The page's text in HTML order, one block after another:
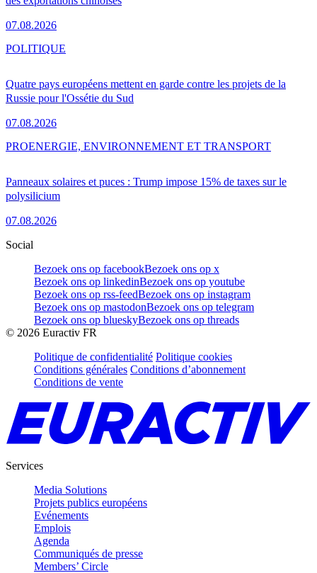
07.08.2026
Quatre pays européens mettent en garde contre les projets de la
Russie pour l'Ossétie du Sud
07.08.2026
POLITIQUE
Panneaux solaires et puces : Trump impose 15% de taxes sur le
polysilicium
07.08.2026
PROENERGIE, ENVIRONNEMENT ET TRANSPORT
Social
Bezoek ons op facebookBezoek ons op x
Bezoek ons op linkedinBezoek ons op youtube
Bezoek ons op rss-feedBezoek ons op instagram
Bezoek ons op mastodonBezoek ons op telegram
Bezoek ons op blueskyBezoek ons op threads
© 2026 Euractiv FR
Politique de confidentialité Politique cookies
Conditions générales Conditions d’abonnement
Conditions de vente
Services
Media Solutions
Projets publics européens
Evénements
Emplois
Agenda
Communiqués de presse
Members’ Circle